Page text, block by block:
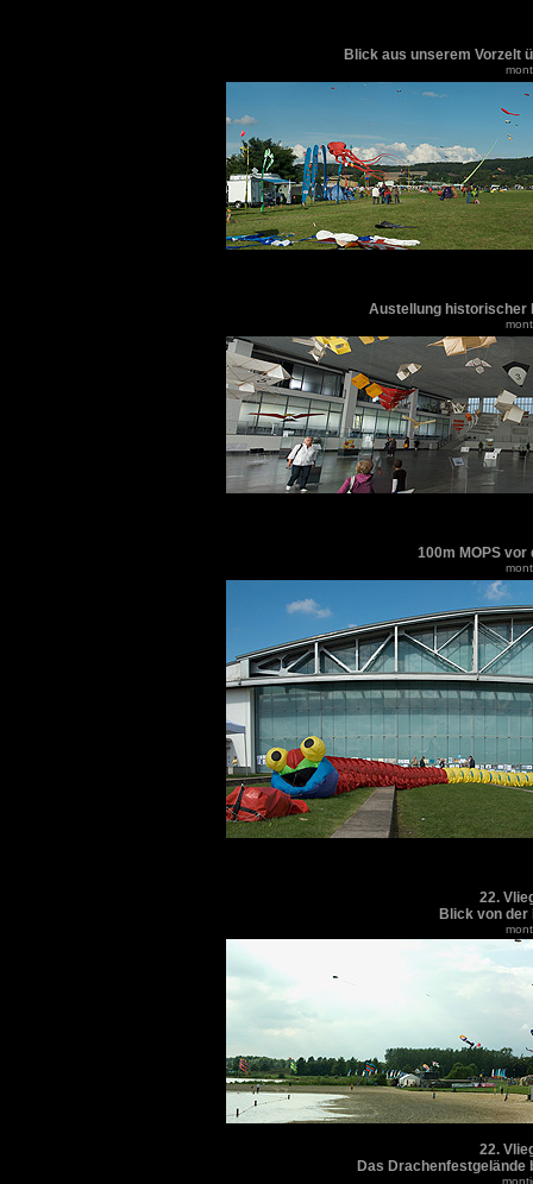
Blick aus unserem Vorzelt
Austellung historischer
100m MOPS vor
22.
Blick von der
22.
Das Drachenfestgelände